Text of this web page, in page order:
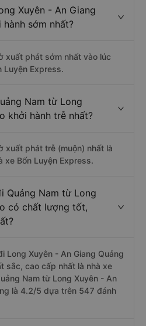
Xuyên - An Giang
hành sớm nhất?
xuất phát sớm nhất vào lúc
Luyện Express.
Nam từ Long
khởi hành trễ nhất?
xuất phát trễ (muộn) nhất là
xe Bốn Luyện Express.
Quảng Nam từ Long
có chất lượng tốt,
Long Xuyên - An Giang Quảng
sắc, cao cấp nhất là nhà xe
Nam từ Long Xuyên - An
là 4.2/5 dựa trên 547 đánh